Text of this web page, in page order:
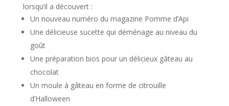
lorsqu’il a découvert :
Un nouveau numéro du magazine Pomme d’Api
Une délicieuse sucette qui déménage au niveau du
goût
Une préparation bios pour un délicieux gâteau au
chocolat
Un moule à gâteau en forme de citrouille
d’Halloween